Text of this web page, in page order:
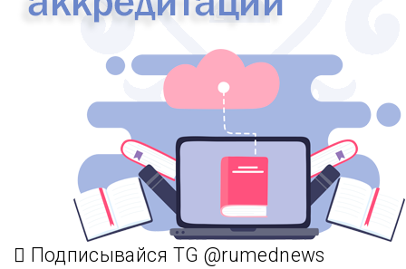
Подписывайся TG @rumednews